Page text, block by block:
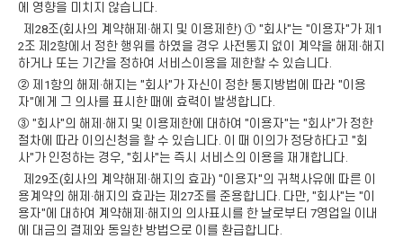
에 영향을 미치지 않습니다.
제28조(회사의 계약해제·해지 및 이용제한) ① "회사"는 "이용자"가 제1
2조 제2항에서 정한 행위를 하였을 경우 사전통지 없이 계약을 해제·해지
하거나 또는 기간을 정하여 서비스이용을 제한할 수 있습니다.
② 제1항의 해제·해지는 "회사"가 자신이 정한 통지방법에 따라 "이용
자"에게 그 의사를 표시한 때에 효력이 발생합니다.
③ "회사"의 해제·해지 및 이용제한에 대하여 "이용자"는 "회사"가 정한
절차에 따라 이의신청을 할 수 있습니다. 이 때 이의가 정당하다고 "회
사"가 인정하는 경우, "회사"는 즉시 서비스의 이용을 재개합니다.
제29조(회사의 계약해제·해지의 효과) "이용자"의 귀책사유에 따른 이
용계약의 해제·해지의 효과는 제27조를 준용합니다. 다만, "회사"는 "이
용자"에 대하여 계약해제·해지의 의사표시를 한 날로부터 7영업일 이내
에 대금의 결제와 동일한 방법으로 이를 환급합니다.